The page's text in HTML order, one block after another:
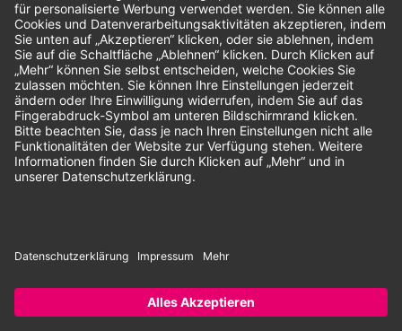
Unsere Zahlungsarten:
Rechnung SEPA-Lastschrift Vorkasse